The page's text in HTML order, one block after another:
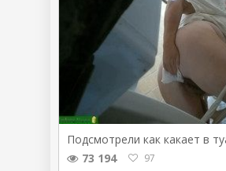
73 194
97